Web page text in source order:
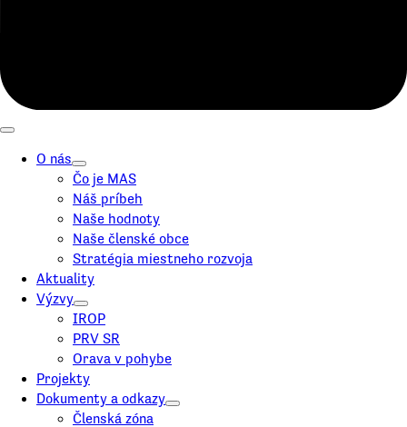
O nás
Čo je MAS
Náš príbeh
Naše hodnoty
Naše členské obce
Stratégia miestneho rozvoja
Aktuality
Výzvy
IROP
PRV SR
Orava v pohybe
Projekty
Dokumenty a odkazy
Členská zóna